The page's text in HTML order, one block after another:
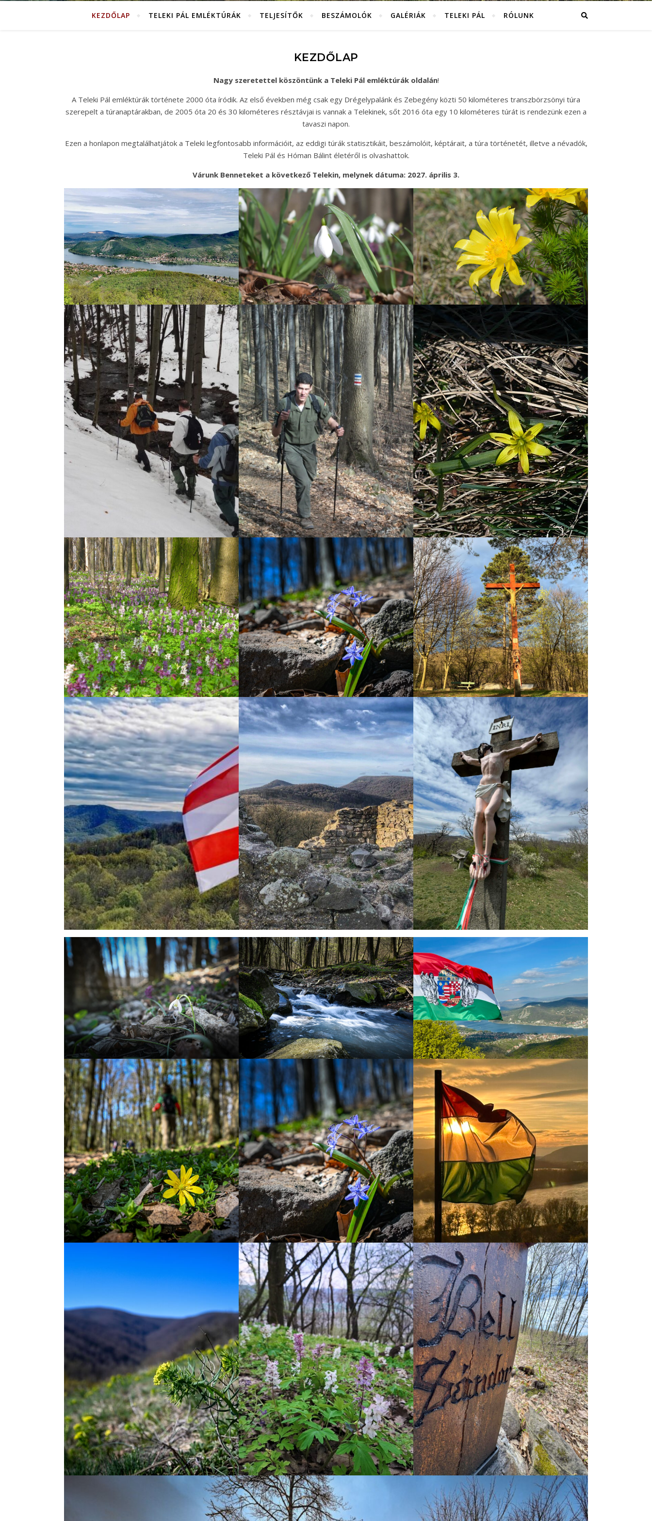
KEZDŐLAP TELEKI PÁL EMLÉKTÚRÁK TELJESÍTŐK BESZÁMOLÓK GALÉRIÁK TELEKI PÁL RÓLUNK
KEZDŐLAP
Nagy szeretettel köszöntünk a Teleki Pál emléktúrák oldalán!
A Teleki Pál emléktúrák története 2000 óta íródik. Az első években még csak egy Drégelypalánk és Zebegény közti 50 kilométeres transzbörzsönyi túra
szerepelt a túranaptárakban, de 2005 óta 20 és 30 kilométeres résztávjai is vannak a Telekinek, sőt 2016 óta egy 10 kilométeres túrát is rendezünk ezen a
tavaszi napon.
Ezen a honlapon megtalálhatjátok a Teleki legfontosabb információit, az eddigi túrák statisztikáit, beszámolóit, képtárait, a túra történetét, illetve a névadók,
Teleki Pál és Hóman Bálint életéről is olvashattok.
Várunk Benneteket a következő Telekin, melynek dátuma: 2027. április 3.